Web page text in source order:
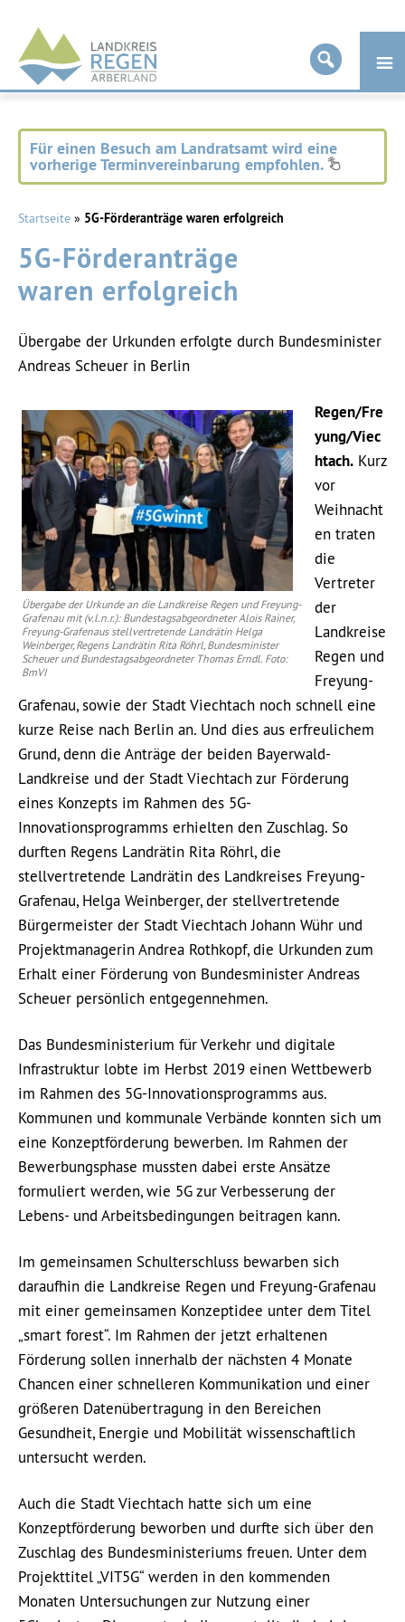
Landkreis
Regen
Für einen Besuch am Landratsamt wird eine
vorherige Terminvereinbarung empfohlen.
Startseite » 5G-Förderanträge waren erfolgreich
5G-Förderanträge
waren erfolgreich
Übergabe der Urkunden erfolgte durch Bundesminister
Andreas Scheuer in Berlin
Übergabe der Urkunde an die Landkreise Regen und Freyung-
Grafenau mit (v.l.n.r.): Bundestagsabgeordneter Alois Rainer,
Freyung-Grafenaus stellvertretende Landrätin Helga
Weinberger, Regens Landrätin Rita Röhrl, Bundesminister
Scheuer und Bundestagsabgeordneter Thomas Erndl. Foto:
BmVI
Regen/Fre
yung/Viec
htach. Kurz
vor
Weihnacht
en traten
die
Vertreter
der
Landkreise
Regen und
Freyung-
Grafenau, sowie der Stadt Viechtach noch schnell eine
kurze Reise nach Berlin an. Und dies aus erfreulichem
Grund, denn die Anträge der beiden Bayerwald-
Landkreise und der Stadt Viechtach zur Förderung
eines Konzepts im Rahmen des 5G-
Innovationsprogramms erhielten den Zuschlag. So
durften Regens Landrätin Rita Röhrl, die
stellvertretende Landrätin des Landkreises Freyung-
Grafenau, Helga Weinberger, der stellvertretende
Bürgermeister der Stadt Viechtach Johann Wühr und
Projektmanagerin Andrea Rothkopf, die Urkunden zum
Erhalt einer Förderung von Bundesminister Andreas
Scheuer persönlich entgegennehmen.
Das Bundesministerium für Verkehr und digitale
Infrastruktur lobte im Herbst 2019 einen Wettbewerb
im Rahmen des 5G-Innovationsprogramms aus.
Kommunen und kommunale Verbände konnten sich um
eine Konzeptförderung bewerben. Im Rahmen der
Bewerbungsphase mussten dabei erste Ansätze
formuliert werden, wie 5G zur Verbesserung der
Lebens- und Arbeitsbedingungen beitragen kann.
Im gemeinsamen Schulterschluss bewarben sich
daraufhin die Landkreise Regen und Freyung-Grafenau
mit einer gemeinsamen Konzeptidee unter dem Titel
„smart forest“. Im Rahmen der jetzt erhaltenen
Förderung sollen innerhalb der nächsten 4 Monate
Chancen einer schnelleren Kommunikation und einer
größeren Datenübertragung in den Bereichen
Gesundheit, Energie und Mobilität wissenschaftlich
untersucht werden.
Auch die Stadt Viechtach hatte sich um eine
Konzeptförderung beworben und durfte sich über den
Zuschlag des Bundesministeriums freuen. Unter dem
Projekttitel „VIT5G“ werden in den kommenden
Monaten Untersuchungen zur Nutzung einer